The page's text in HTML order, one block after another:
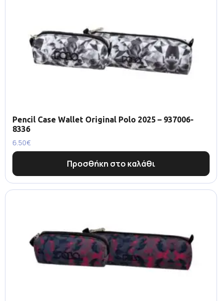
Pencil Case Wallet Original Polo 2025 – 937006-
8336
6.50€
Προσθήκη στο καλάθι